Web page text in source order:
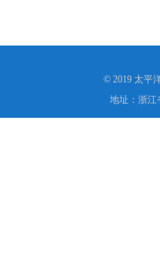
© 2019 太平
地址：浙江